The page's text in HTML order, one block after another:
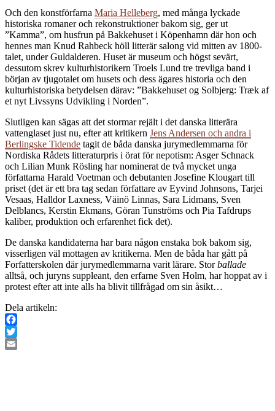
Och den konstförfarna Maria Helleberg, med många lyckade
historiska romaner och rekonstruktioner bakom sig, ger ut
”Kamma”, om husfrun på Bakkehuset i Köpenhamn där hon och
hennes man Knud Rahbeck höll litterär salong vid mitten av 1800-
talet, under Guldalderen. Huset är museum och högst sevärt,
dessutom skrev kulturhistorikern Troels Lund tre trevliga band i
början av tjugotalet om husets och dess ägares historia och den
kulturhistoriska betydelsen därav: ”Bakkehuset og Solbjerg: Træk af
et nyt Livssyns Udvikling i Norden”.
Slutligen kan sägas att det stormar rejält i det danska litterära
vattenglaset just nu, efter att kritikern Jens Andersen och andra i
Berlingske Tidende tagit de båda danska jurymedlemmarna för
Nordiska Rådets litteraturpris i örat för nepotism: Asger Schnack
och Lilian Munk Rösling har nominerat de två mycket unga
författarna Harald Voetman och debutanten Josefine Klougart till
priset (det är ett bra tag sedan författare av Eyvind Johnsons, Tarjei
Vesaas, Halldor Laxness, Väinö Linnas, Sara Lidmans, Sven
Delblancs, Kerstin Ekmans, Göran Tunströms och Pia Tafdrups
kaliber, produktion och erfarenhet fick det).
De danska kandidaterna har bara någon enstaka bok bakom sig,
visserligen väl mottagen av kritikerna. Men de båda har gått på
Forfatterskolen där jurymedlemmarna varit lärare. Storballade
alltså, och juryns suppleant, den erfarne Sven Holm, har hoppat av i
protest efter att inte alls ha blivit tillfrågad om sin åsikt…
Dela artikeln:
Facebook
Twitter